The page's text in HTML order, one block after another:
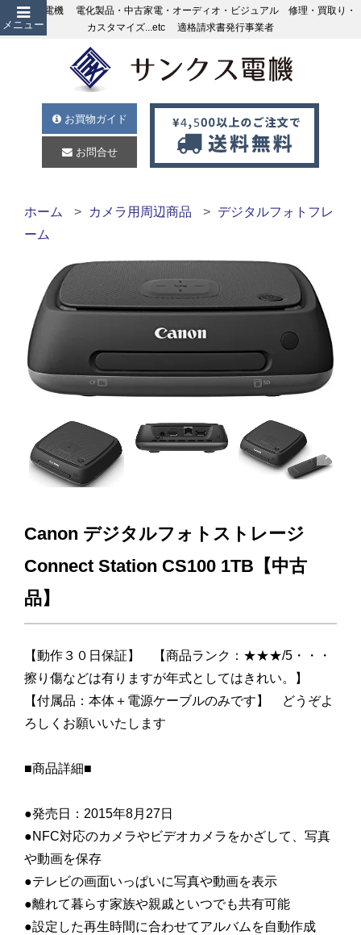
メニュー
サンクス電機 電化製品・中古家電・オーディオ・ビジュアル 修理・買取り・
カスタマイズ...etc 適格請求書発行事業者
お買物ガイド
お問合せ
ホーム カメラ用周辺商品
デジタルフォトフレ
ーム
Next
Canon デジタルフォトストレージ
Connect Station CS100 1TB【中古
品】
【動作３０日保証】 【商品ランク：★★★/5・・・
擦り傷などは有りますが年式としてはきれい。】
【付属品：本体＋電源ケーブルのみです】 どうぞよ
ろしくお願いいたします
■商品詳細■
●発売日：2015年8月27日
●NFC対応のカメラやビデオカメラをかざして、写真
や動画を保存
●テレビの画面いっぱいに写真や動画を表示
●離れて暮らす家族や親戚といつでも共有可能
●設定した再生時間に合わせてアルバムを自動作成